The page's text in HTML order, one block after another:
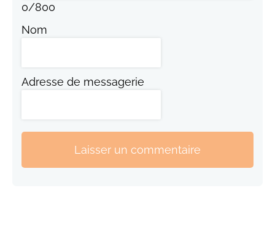
0/800
Nom
Adresse de messagerie
Laisser un commentaire